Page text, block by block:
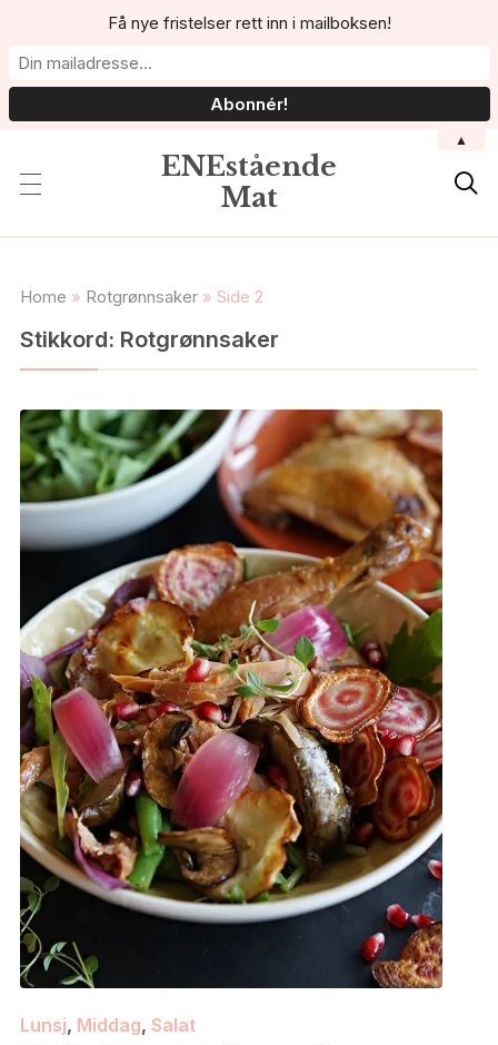
ENEstående
Mat

Home » Rotgrønnsaker» Side 2
Stikkord: Rotgrønnsaker
Lunsj, Middag, Salat
Få nye fristelser rett inn i mailboksen!
▲